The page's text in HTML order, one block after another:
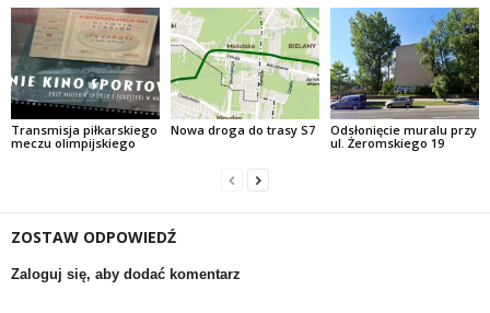
Transmisja piłkarskiego
meczu olimpijskiego
Nowa droga do trasy S7
Odsłonięcie muralu przy
ul. Żeromskiego 19
ZOSTAW ODPOWIEDŹ
Zaloguj się, aby dodać komentarz